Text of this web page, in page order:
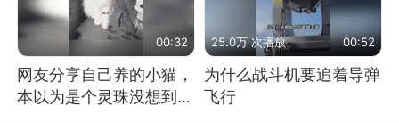
00:32
网友分享自己养的小猫，
本以为是个灵珠没想到是
25.0万 次播放 00:52
为什么战斗机要追着导弹
飞行